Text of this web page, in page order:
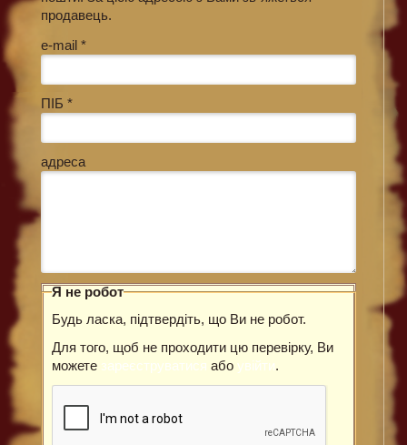
продавець.
e-mail *
ПІБ *
адреса
Я не робот
Будь ласка, підтвердіть, що Ви не робот.
Для того, щоб не проходити цю перевірку, Ви
можете зареєструватися або увійти.